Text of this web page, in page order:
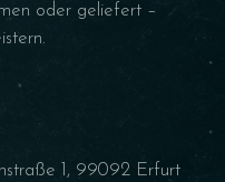
oder geliefert –
1, 99092 Erfurt